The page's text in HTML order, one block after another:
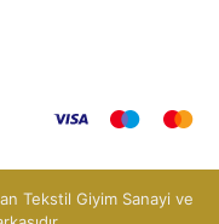
Tekstil Giyim Sanayi ve